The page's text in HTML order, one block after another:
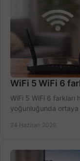
WiFi 5 WiFi 6
WiFi 5 WiFi 6 farkları
yoğunluğunda
24 Haziran 2026